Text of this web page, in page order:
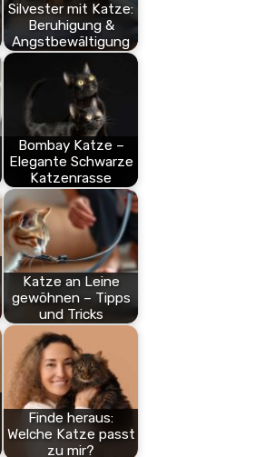
Silvester mit Katze:
Beruhigung &
Angstbewältigung
Bombay Katze –
Elegante Schwarze
Katzenrasse
Katze an Leine
gewöhnen – Tipps
und Tricks
Finde heraus:
Welche Katze passt
zu mir?